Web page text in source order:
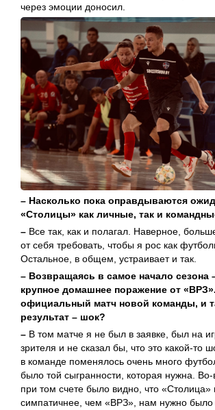
через эмоции доносил.
– Насколько пока оправдываются
«Столицы» как личные, так и
– Все так, как и полагал. Наверное,
от себя требовать, чтобы я рос как
Остальное, в общем, устраивает и так.
– Возвращаясь в самое начало сезона
крупное домашнее поражение от
официальный матч новой команды, и
результат – шок?
– В том матче я не был в заявке, был на
зрителя и не сказал бы, что это какой-то
в команде поменялось очень много
было той сыгранности, которая нужна.
при том счете было видно, что «Столица»
симпатичнее, чем «ВРЗ», нам нужно